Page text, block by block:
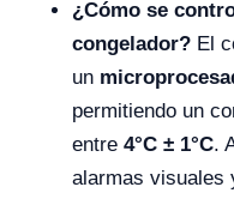
¿Cómo se
congelador? El
un
permitiendo un
entre 4°C ± 1°C.
alarmas visuales